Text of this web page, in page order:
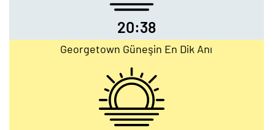
20:38
Georgetown Güneşin En Dik Anı